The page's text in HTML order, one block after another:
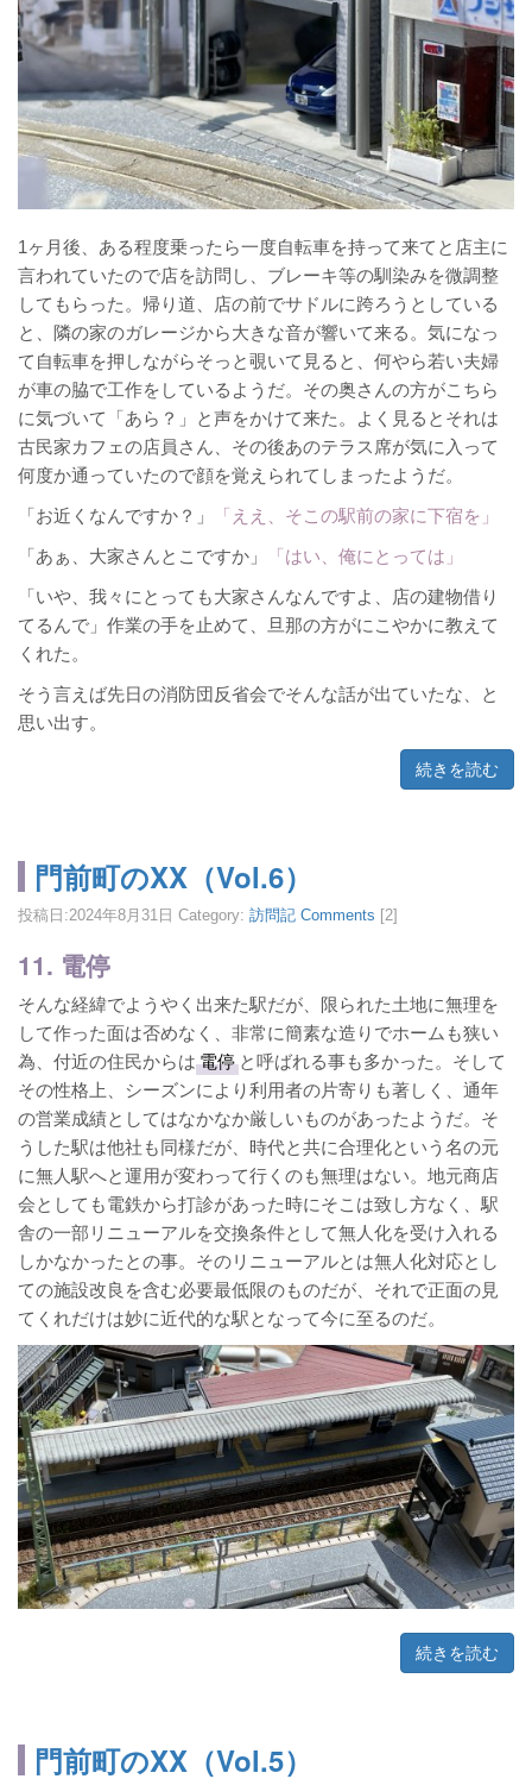
1ヶ月後、ある程度乗ったら一度自転車を持って来てと店主に
言われていたので店を訪問し、ブレーキ等の馴染みを微調整
してもらった。帰り道、店の前でサドルに跨ろうとしている
と、隣の家のガレージから大きな音が響いて来る。気になっ
て自転車を押しながらそっと覗いて見ると、何やら若い夫婦
が車の脇で工作をしているようだ。その奥さんの方がこちら
に気づいて「あら？」と声をかけて来た。よく見るとそれは
古民家カフェの店員さん、その後あのテラス席が気に入って
何度か通っていたので顔を覚えられてしまったようだ。
「お近くなんですか？」
「ええ、そこの駅前の家に下宿を」
「あぁ、大家さんとこですか」
「はい、俺にとっては」
「いや、我々にとっても大家さんなんですよ、店の建物借り
てるんで」作業の手を止めて、旦那の方がにこやかに教えて
くれた。
そう言えば先日の消防団反省会でそんな話が出ていたな、と
思い出す。
続きを読む
門前町のXX（Vol.6）
投稿日:2024年8月31日 Category: 訪問記 Comments [2]
11. 電停
そんな経緯でようやく出来た駅だが、限られた土地に無理を
して作った面は否めなく、非常に簡素な造りでホームも狭い
為、付近の住民からは 電停 と呼ばれる事も多かった。そして
その性格上、シーズンにより利用者の片寄りも著しく、通年
の営業成績としてはなかなか厳しいものがあったようだ。そ
うした駅は他社も同様だが、時代と共に合理化という名の元
に無人駅へと運用が変わって行くのも無理はない。地元商店
会としても電鉄から打診があった時にそこは致し方なく、駅
舎の一部リニューアルを交換条件として無人化を受け入れる
しかなかったとの事。そのリニューアルとは無人化対応とし
ての施設改良を含む必要最低限のものだが、それで正面の見
てくれだけは妙に近代的な駅となって今に至るのだ。
続きを読む
門前町のXX（Vol.5）